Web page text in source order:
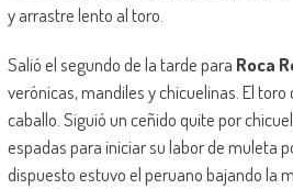
y arrastre lento al toro.
Salió el segundo de la tarde para Roca
verónicas, mandiles y chicuelinas. El
caballo. Siguió un ceñido quite por
espadas para iniciar su labor de muleta
dispuesto estuvo el peruano bajando la